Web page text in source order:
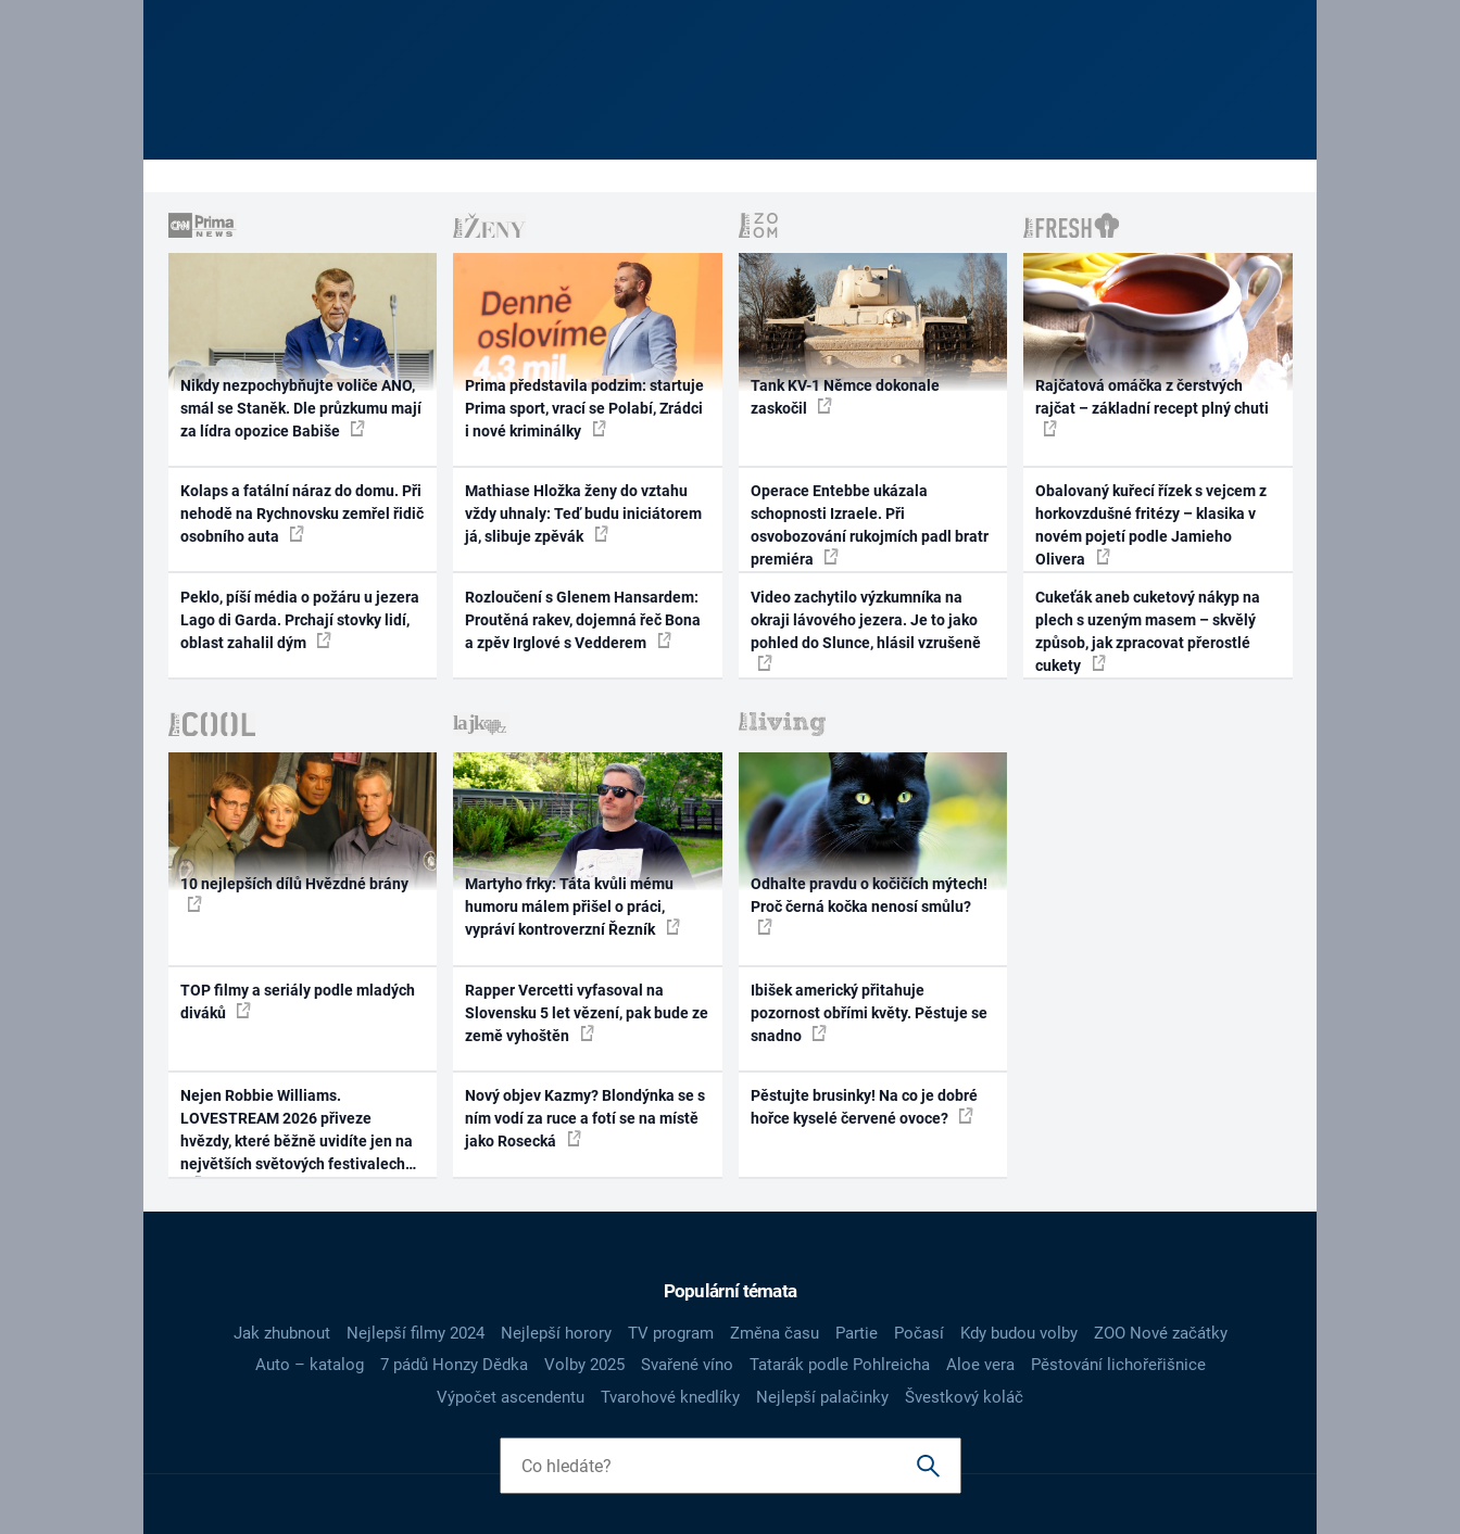
Nikdy nezpochybňujte voliče ANO,
smál se Staněk. Dle průzkumu mají
za lídra opozice Babiše
Kolaps a fatální náraz do domu. Při
nehodě na Rychnovsku zemřel řidič
osobního auta
Peklo, píší média o požáru u jezera
Lago di Garda. Prchají stovky lidí,
oblast zahalil dým
Prima představila podzim: startuje
Prima sport, vrací se Polabí, Zrádci
i nové kriminálky
Mathiase Hložka ženy do vztahu
vždy uhnaly: Teď budu iniciátorem
já, slibuje zpěvák
Rozloučení s Glenem Hansardem:
Proutěná rakev, dojemná řeč Bona
a zpěv Irglové s Vedderem
Tank KV-1 Němce dokonale
zaskočil
Operace Entebbe ukázala
schopnosti Izraele. Při
osvobozování rukojmích padl bratr
premiéra
Video zachytilo výzkumníka na
okraji lávového jezera. Je to jako
pohled do Slunce, hlásil vzrušeně
Rajčatová omáčka z čerstvých
rajčat – základní recept plný chuti
Obalovaný kuřecí řízek s vejcem z
horkovzdušné fritézy – klasika v
novém pojetí podle Jamieho
Olivera
Cukeťák aneb cuketový nákyp na
plech s uzeným masem – skvělý
způsob, jak zpracovat přerostlé
cukety
10 nejlepších dílů Hvězdné brány
TOP filmy a seriály podle mladých
diváků
Nejen Robbie Williams.
LOVESTREAM 2026 přiveze
hvězdy, které běžně uvidíte jen na
největších světových festivalech
Martyho frky: Táta kvůli mému
humoru málem přišel o práci,
vypráví kontroverzní Řezník
Rapper Vercetti vyfasoval na
Slovensku 5 let vězení, pak bude ze
země vyhoštěn
Nový objev Kazmy? Blondýnka se s
ním vodí za ruce a fotí se na místě
jako Rosecká
Odhalte pravdu o kočičích mýtech!
Proč černá kočka nenosí smůlu?
Ibišek americký přitahuje
pozornost obřími květy. Pěstuje se
snadno
Pěstujte brusinky! Na co je dobré
hořce kyselé červené ovoce?
Populární témata
Jak zhubnout Nejlepší filmy 2024 Nejlepší horory TV program Změna času Partie Počasí Kdy budou volby
ZOO Nové začátky
Auto – katalog
7 pádů Honzy Dědka Volby 2025 Svařené víno Tatarák podle Pohlreicha Aloe vera
Pěstování lichořeřišnice
Výpočet ascendentu
Tvarohové knedlíky Nejlepší palačinky Švestkový koláč